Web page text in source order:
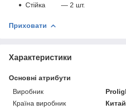
Стійка — 2 шт.
Приховати
Характеристики
Основні атрибути
Виробник
Країна виробник
Китай